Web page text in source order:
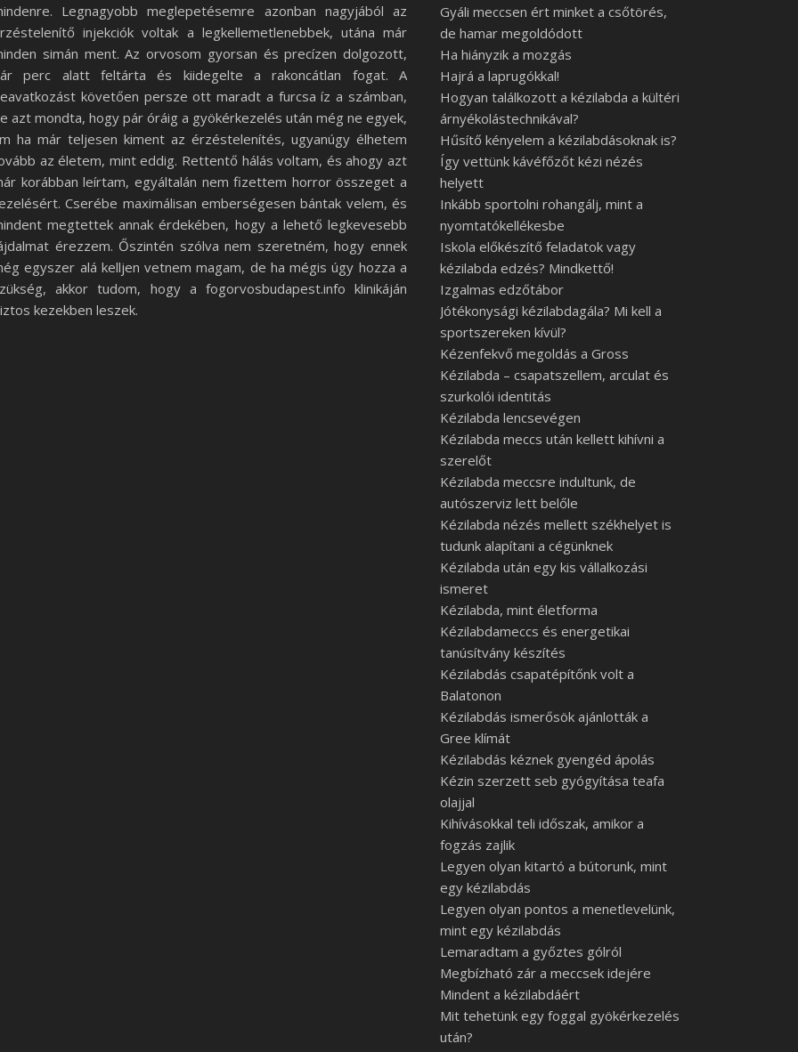
Legnagyobb meglepetésemre azonban nagyjából az
injekciók voltak a legkellemetlenebbek, utána már
simán ment. Az orvosom gyorsan és precízen dolgozott,
perc alatt feltárta és kiidegelte a rakoncátlan fogat. A
követően persze ott maradt a furcsa íz a számban,
azt mondta, hogy pár óráig a gyökérkezelés után még ne egyek,
ha már teljesen kiment az érzéstelenítés, ugyanúgy élhetem
az életem, mint eddig. Rettentő hálás voltam, és ahogy azt
korábban leírtam, egyáltalán nem fizettem horror összeget a
Cserébe maximálisan emberségesen bántak velem, és
megtettek annak érdekében, hogy a lehető legkevesebb
érezzem. Őszintén szólva nem szeretném, hogy ennek
egyszer alá kelljen vetnem magam, de ha mégis úgy hozza a
akkor tudom, hogy a fogorvosbudapest.info klinikáján
kezekben leszek.
Gyáli meccsen ért minket a csőtörés,
de hamar megoldódott
Ha hiányzik a mozgás
Hajrá a laprugókkal!
Hogyan találkozott a kézilabda a kültéri
árnyékolástechnikával?
Hűsítő kényelem a kézilabdásoknak is?
Így vettünk kávéfőzőt kézi nézés
helyett
Inkább sportolni rohangálj, mint a
nyomtatókellékesbe
Iskola előkészítő feladatok vagy
kézilabda edzés? Mindkettő!
Izgalmas edzőtábor
Jótékonysági kézilabdagála? Mi kell a
sportszereken kívül?
Kézenfekvő megoldás a Gross
Kézilabda – csapatszellem, arculat és
szurkolói identitás
Kézilabda lencsevégen
Kézilabda meccs után kellett kihívni a
szerelőt
Kézilabda meccsre indultunk, de
autószerviz lett belőle
Kézilabda nézés mellett székhelyet is
tudunk alapítani a cégünknek
Kézilabda után egy kis vállalkozási
ismeret
Kézilabda, mint életforma
Kézilabdameccs és energetikai
tanúsítvány készítés
Kézilabdás csapatépítőnk volt a
Balatonon
Kézilabdás ismerősök ajánlották a
Gree klímát
Kézilabdás kéznek gyengéd ápolás
Kézin szerzett seb gyógyítása teafa
olajjal
Kihívásokkal teli időszak, amikor a
fogzás zajlik
Legyen olyan kitartó a bútorunk, mint
egy kézilabdás
Legyen olyan pontos a menetlevelünk,
mint egy kézilabdás
Lemaradtam a győztes gólról
Megbízható zár a meccsek idejére
Mindent a kézilabdáért
Mit tehetünk egy foggal gyökérkezelés
után?